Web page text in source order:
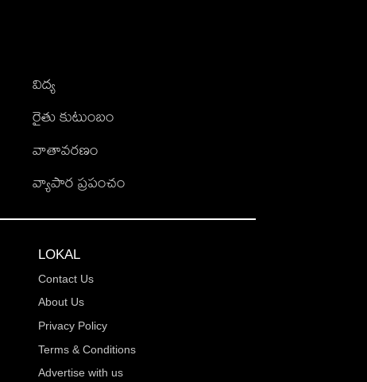
విద్య
రైతు కుటుంబం
వాతావరణం
వ్యాపార ప్రపంచం
LOKAL
Contact Us
About Us
Privacy Policy
Terms & Conditions
Advertise with us